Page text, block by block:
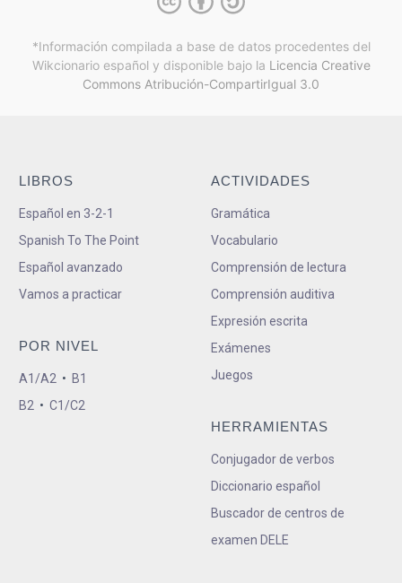
*Información compilada a base de datos procedentes del
Wikcionario español y disponible bajo la Licencia Creative
Commons Atribución-CompartirIgual 3.0
LIBROS
Español en 3-2-1
Spanish To The Point
Español avanzado
Vamos a practicar
POR NIVEL
A1/A2 • B1
B2 • C1/C2
ACTIVIDADES
Gramática
Vocabulario
Comprensión de lectura
Comprensión auditiva
Expresión escrita
Exámenes
Juegos
HERRAMIENTAS
Conjugador de verbos
Diccionario español
Buscador de centros de
examen DELE